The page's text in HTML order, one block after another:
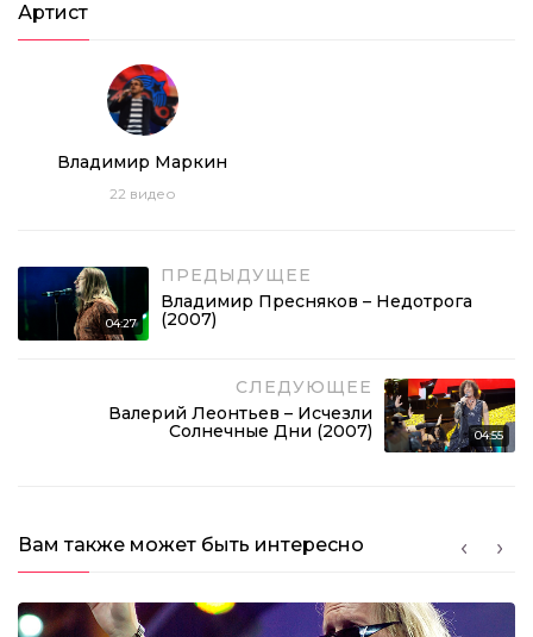
03:10
Matia Bazar – Elletrochok (2007)
03:38
02:31
Самоцветы – Мегамикс (2007)
Владимир Пресняков – Недотрога (2007)
Артист
Владимир Маркин
22 видео
04:27
ПРЕДЫДУЩЕЕ
Владимир Пресняков – Недотрога
(2007)
СЛЕДУЮЩЕЕ
Валерий Леонтьев – Исчезли
Солнечные Дни (2007)
04:55
Вам также может быть интересно